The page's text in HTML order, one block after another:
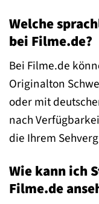
Welche
bei Filme.de?
Bei Filme.de
Originalton
oder mit
nach
die Ihrem
Wie kann ich
Filme.de